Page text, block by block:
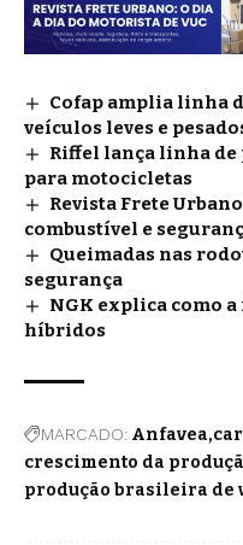
Cofap amplia linha
veículos leves e
Riffel lança linha
para motocicletas
Revista Frete
combustível e
Queimadas nas
segurança
NGK explica como
híbridos
MARCADO: Anfavea
crescimento da
produção brasileira de